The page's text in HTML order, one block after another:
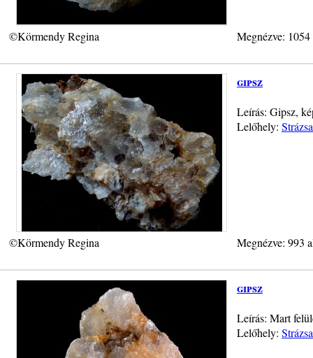
©Körmendy Regina Megnézve:
gipsz
Leírás: Gipsz,
Lelőhely:
©Körmendy Regina Megnézve: 993
gipsz
Leírás: Mart
Lelőhely: